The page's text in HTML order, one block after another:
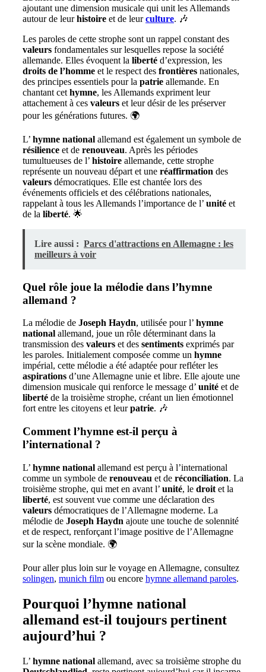
ajoutant une dimension musicale qui unit les Allemands
autour de leurhistoire et de leurculture. 🎶
Les paroles de cette strophe sont un rappel constant des
valeurs fondamentales sur lesquelles repose la société
allemande. Elles évoquent la liberté d’expression, les
droits de l’homme et le respect des frontières nationales,
des principes essentiels pour la patrie allemande. En
chantant cet hymne, les Allemands expriment leur
attachement à ces valeurs et leur désir de les préserver
pour les générations futures. 🌍
L’ hymne national allemand est également un symbole de
résilience et de renouveau. Après les périodes
tumultueuses de l’ histoire allemande, cette strophe
représente un nouveau départ et une réaffirmation des
valeurs démocratiques. Elle est chantée lors des
événements officiels et des célébrations nationales,
rappelant à tous les Allemands l’importance de l’ unité et
de la liberté. 🌟
Lire aussi : Parcs d'attractions en Allemagne : les
meilleurs à voir
Quel rôle joue la mélodie dans l’hymne
allemand ?
La mélodie de Joseph Haydn, utilisée pour l’ hymne
national allemand, joue un rôle déterminant dans la
transmission des valeurs et des sentiments exprimés par
les paroles. Initialement composée comme un hymne
impérial, cette mélodie a été adaptée pour refléter les
aspirations d’une Allemagne unie et libre. Elle ajoute une
dimension musicale qui renforce le message d’ unité et de
liberté de la troisième strophe, créant un lien émotionnel
fort entre les citoyens et leurpatrie. 🎶
Comment l’hymne est-il perçu à
l’international ?
L’ hymne national allemand est perçu à l’international
comme un symbole de renouveau et de réconciliation. La
troisième strophe, qui met en avant l’ unité, le droit et la
liberté, est souvent vue comme une déclaration des
valeurs démocratiques de l’Allemagne moderne. La
mélodie de Joseph Haydn ajoute une touche de solennité
et de respect, renforçant l’image positive de l’Allemagne
sur la scène mondiale. 🌍
Pour aller plus loin sur le voyage en Allemagne, consultez
solingen, munich film ou encore hymne allemand paroles.
Pourquoi l’hymne national
allemand est-il toujours pertinent
aujourd’hui ?
L’ hymne national allemand, avec sa troisième strophe du